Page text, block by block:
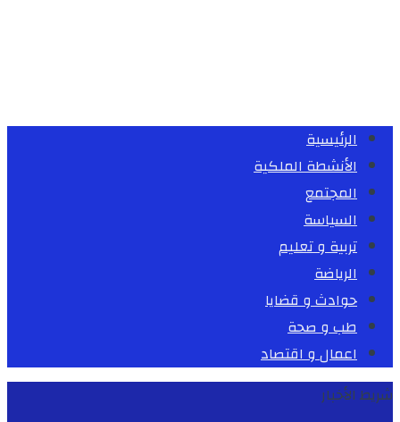
الرئيسية
الأنشطة الملكية
المجتمع
السياسة
تربية و تعليم
الرياضة
حوادث و قضايا
طب و صحة
اعمال و اقتصاد
شريط الأخبار